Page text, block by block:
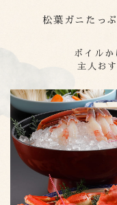
松葉ガニたっ
ボイルか
主人お